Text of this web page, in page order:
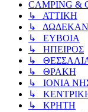
CAMPING &
↳ ΑΤΤΙΚΗ
↳
↳ ΕΥΒΟΙΑ
↳ ΗΠΕΙΡΟΣ
↳
↳ ΘΡΑΚΗ
↳ ΙΟΝΙΑ
↳
↳ ΚΡΗΤΗ